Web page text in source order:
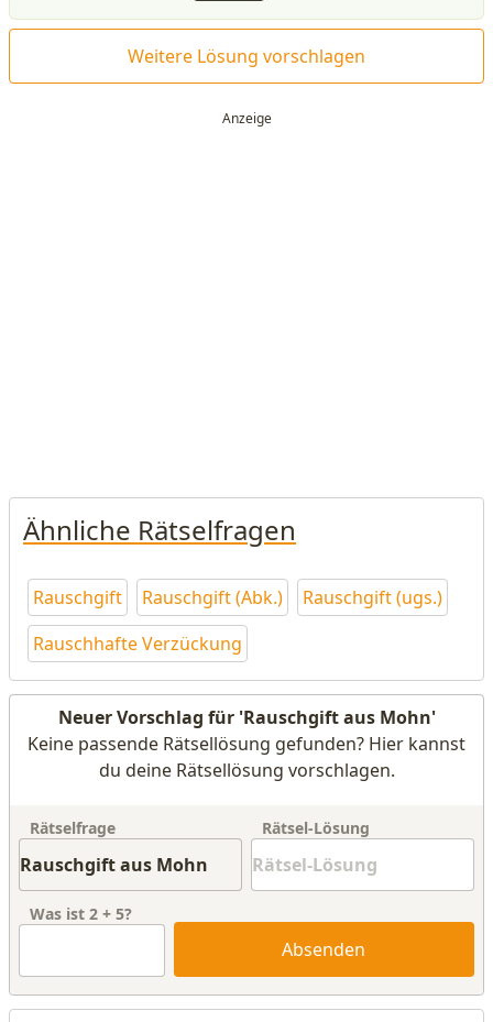
Weitere Lösung vorschlagen
Ähnliche Rätselfragen
Rauschgift Rauschgift (Abk.)
Rauschgift (ugs.)
Rauschhafte Verzückung
Neuer Vorschlag für 'Rauschgift aus Mohn'
Keine passende Rätsellösung gefunden? Hier kannst
du deine Rätsellösung vorschlagen.
Rätselfrage Rätsel-Lösung
Was ist 2 + 5?
Absenden